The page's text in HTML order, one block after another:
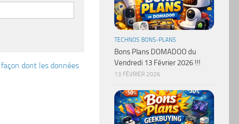
dont les données
TECHNOS BONS-PLANS
Bons Plans DOMADOO du
Vendredi 13 Février 2026 !!!
13 FÉVRIER 2026